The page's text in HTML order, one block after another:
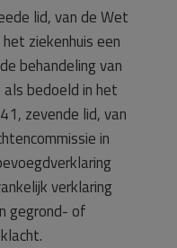
lid, van de Wet
ziekenhuis een
behandeling van
bedoeld in het
zevende lid, van
in
verklaring
gegrond- of